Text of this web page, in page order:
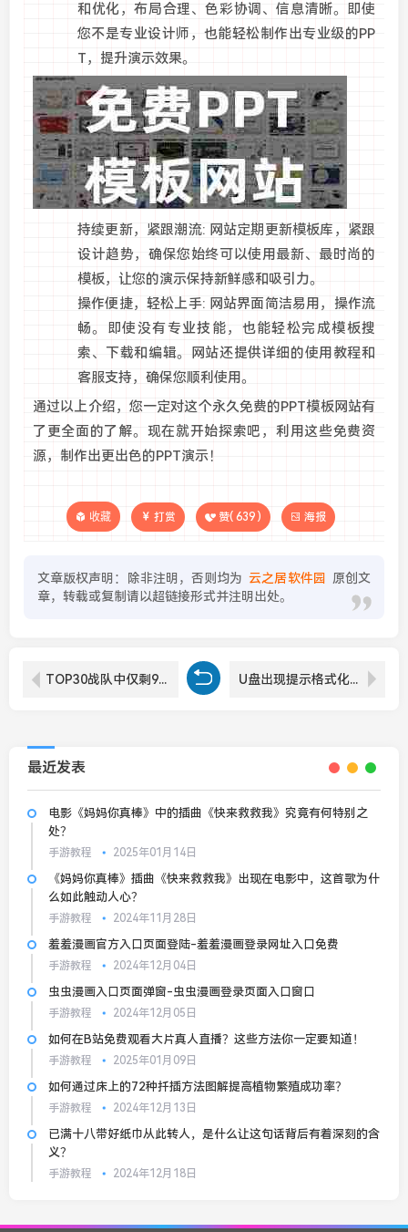
和优化，布局合理、色彩协调、信息清晰。即使
您不是专业设计师，也能轻松制作出专业级的PP
T，提升演示效果。
持续更新，紧跟潮流: 网站定期更新模板库，紧跟
设计趋势，确保您始终可以使用最新、最时尚的
模板，让您的演示保持新鲜感和吸引力。
操作便捷，轻松上手: 网站界面简洁易用，操作流
畅。即使没有专业技能，也能轻松完成模板搜
索、下载和编辑。网站还提供详细的使用教程和
客服支持，确保您顺利使用。
通过以上介绍，您一定对这个永久免费的PPT模板网站有
了更全面的了解。现在就开始探索吧，利用这些免费资
源，制作出更出色的PPT演示！
收藏 打赏 赞( 639 ) 海报
文章版权声明：除非注明，否则均为 云之居软件园
原创文
章，转载或复制请以超链接形式并注明出处。
TOP30战队中仅剩9支队伍还没有进行变阵或爆料传出 U盘出现提示格式化怎么办-U盘提示格式化解决方法
最近发表
电影《妈妈你真棒》中的插曲《快来救救我》究竟有何特别之
处？
手游教程 2025年01月14日
《妈妈你真棒》插曲《快来救救我》出现在电影中，这首歌为什
么如此触动人心？
手游教程 2024年11月28日
羞羞漫画官方入口页面登陆-羞羞漫画登录网址入口免费
手游教程 2024年12月04日
虫虫漫画入口页面弹窗-虫虫漫画登录页面入口窗口
手游教程 2024年12月05日
如何在B站免费观看大片真人直播？这些方法你一定要知道！
手游教程 2025年01月09日
如何通过床上的72种扦插方法图解提高植物繁殖成功率？
手游教程 2024年12月13日
已满十八带好纸巾从此转人，是什么让这句话背后有着深刻的含
义？
手游教程 2024年12月18日